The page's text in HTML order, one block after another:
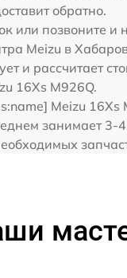
обратно.
или позвоните и
Meizu в
и рассчитает
16Xs M926Q.
Meizu 16Xs
занимает 3-